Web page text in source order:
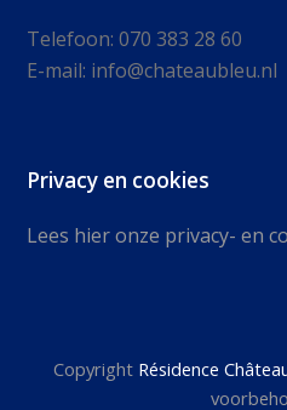
Telefoon: 070 383 28 60
E-mail: info@chateaubleu.nl
Privacy en cookies
Lees hier onze privacy- en
Copyright Résidence